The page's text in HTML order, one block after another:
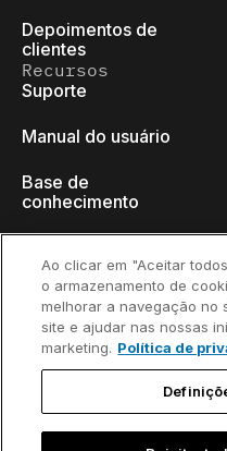
Depoimentos de
clientes
Recursos
Suporte
Manual do usuário
Base de
conhecimento
Tutoriais em vídeo
Centro de conteúdo
Ao clicar em "Aceitar
o armazenamento de
melhorar a navegação no
site e ajudar nas nossas
marketing. Política de